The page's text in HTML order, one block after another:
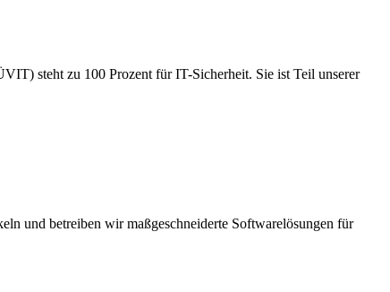
steht zu 100 Prozent für IT-Sicherheit. Sie ist Teil unserer
und betreiben wir maßgeschneiderte Softwarelösungen für